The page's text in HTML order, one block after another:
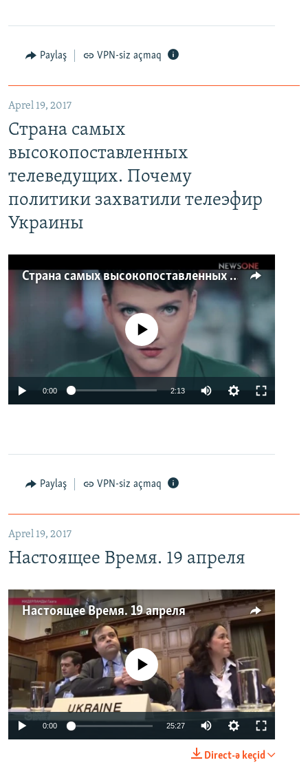
Paylaş VPN-siz açmaq
Aprel 19, 2017
Страна самых
высокопоставленных
телеведущих. Почему
политики захватили телеэфир
Украины
Страна самых высокопоставленных телеведущих. Почему политики захватили телеэфир Украины
No media source currently available
0:00 2:13
Paylaş VPN-siz açmaq
Aprel 19, 2017
Настоящее Время. 19 апреля
Настоящее Время. 19 апреля
No media source currently available
0:00 25:27
Direct-ə keçid